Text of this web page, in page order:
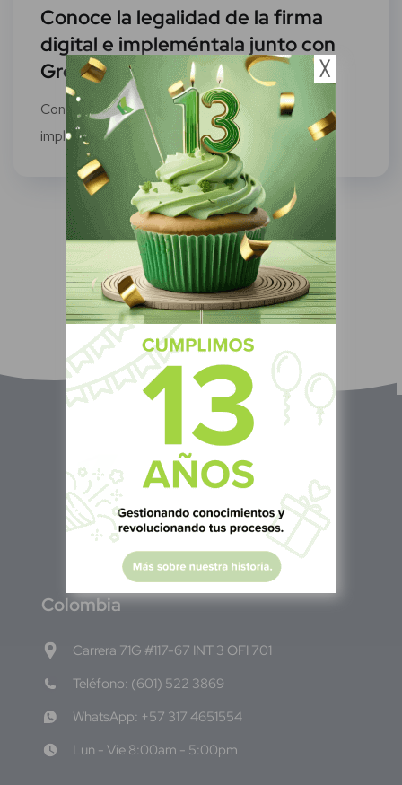
Conoce la legalidad de la firma
digital e impleméntala junto con
Green Know y Adobe Sign
Conoce la legalidad de la firma digital e
impleméntala junto con Green Know y...
Colombia
Carrera 71G #117-67 INT 3 OFI 701
Teléfono: (601) 522 3869
WhatsApp: +57 317 4651554
Lun - Vie 8:00am - 5:00pm
╳